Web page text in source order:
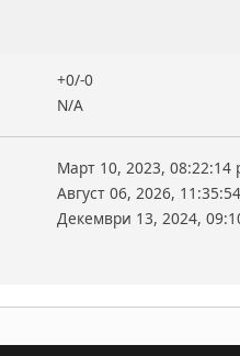
+0/-0
N/A
Март 10, 2023, 08:22:14
Август 06, 2026,
Декември 13, 2024,